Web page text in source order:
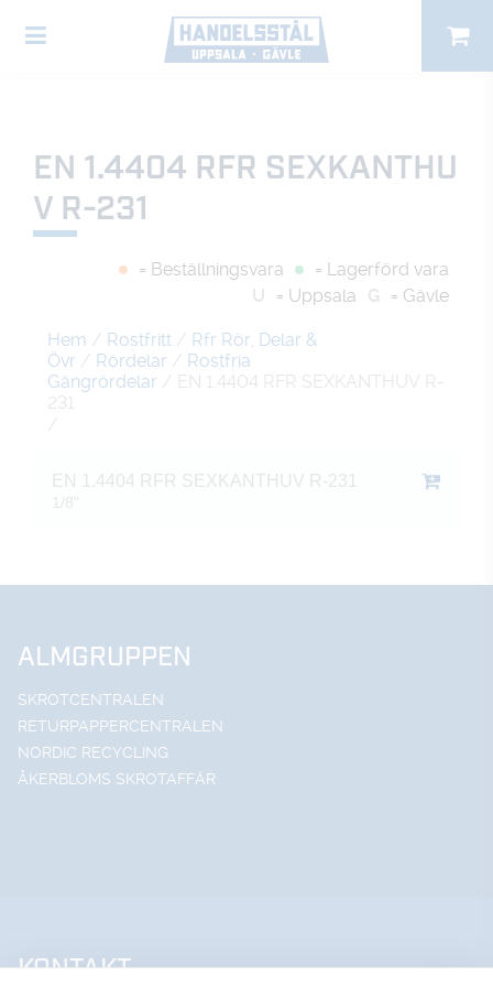
EN 1.4404 RFR SEXKANTHU
V R-231
= Beställningsvara
= Lagerförd vara
U
= Uppsala G = Gävle
Hem / Rostfritt / Rfr Rör, Delar &
Övr / Rördelar / Rostfria
Gängrördelar / EN 1.4404 RFR SEXKANTHUV R-
231
/
EN 1.4404 RFR SEXKANTHUV R-231
1/8"
ALMGRUPPEN
SKROTCENTRALEN
RETURPAPPERCENTRALEN
NORDIC RECYCLING
ÅKERBLOMS SKROTAFFÄR
KONTAKT